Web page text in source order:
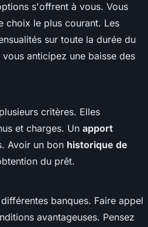
s'offrent à vous. Vous
choix le plus courant. Les
sur toute la durée du
anticipez une baisse des
critères. Elles
et charges. Un apport
Avoir un bon historique de
du prêt.
banques. Faire appel
avantageuses. Pensez